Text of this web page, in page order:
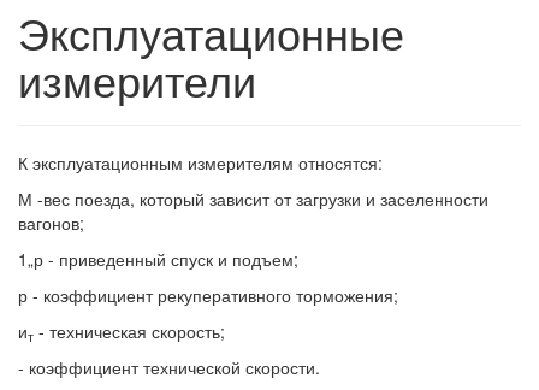
Эксплуатационные
измерители
К эксплуатационным измерителям относятся:
М -вес поезда, который зависит от загрузки и заселенности
вагонов;
1„р - приведенный спуск и подъем;
р - коэффициент рекуперативного торможения;
ит - техническая скорость;
- коэффициент технической скорости.